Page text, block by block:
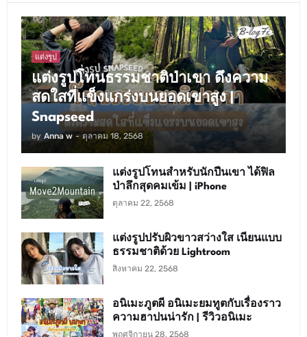
แต่งรูป
แต่งรูปโทนธรรมชาติป่าเขา ดึงความ
สดใสที่แข็งแกร่งบนยอดเขาสูง |
Snapseed
by Anna w - ตุลาคม 18, 2568
แต่งรูปโทนสำหรับนักปีนเขา ได้ฟิล
ป่าลึกสุดคมเข้ม | iPhone
ตุลาคม 22, 2568
แต่งรูปปรับผิวขาวสว่างใส เนียนแบบ
ธรรมชาติด้วย Lightroom
สิงหาคม 22, 2568
อนิเมะภูตผี อนิเมะยมทูตกับเรื่องราว
ความฮาปนน่ารัก | รีวิวอนิเมะ
พฤศจิกายน 28, 2568